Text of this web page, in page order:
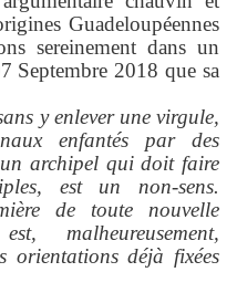
Guadeloupéennes
sereinement dans un
Septembre 2018 que sa
y enlever une virgule,
enfantés par des
un archipel qui doit faire
est un non-sens.
de toute nouvelle
malheureusement,
orientations déjà fixées